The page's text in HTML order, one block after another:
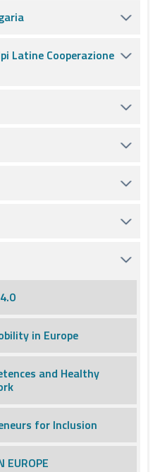
Latine Cooperazione
in Europe
and Healthy
for Inclusion
EUROPE